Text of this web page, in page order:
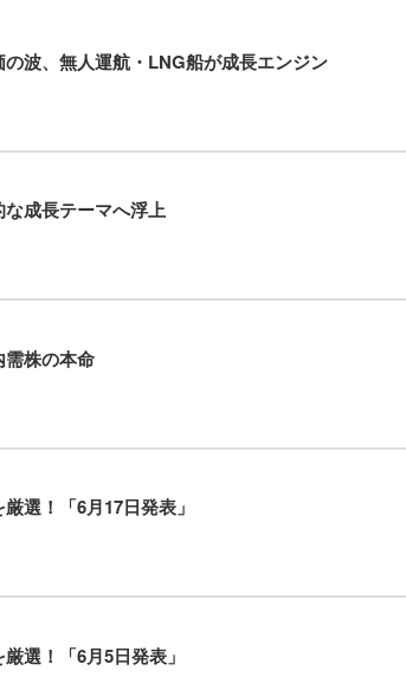
波、無人運航・LNG船が成長エンジン
成長テーマへ浮上
株の本命
選！「6月17日発表」
選！「6月5日発表」